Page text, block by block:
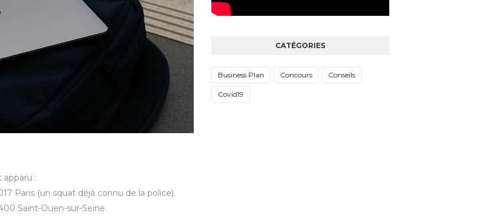
apparu :
Paris (un squat déjà connu de la police).
Saint-Ouen-sur-Seine.
CATÉGORIES
Business Plan Concours Conseils
Covid19